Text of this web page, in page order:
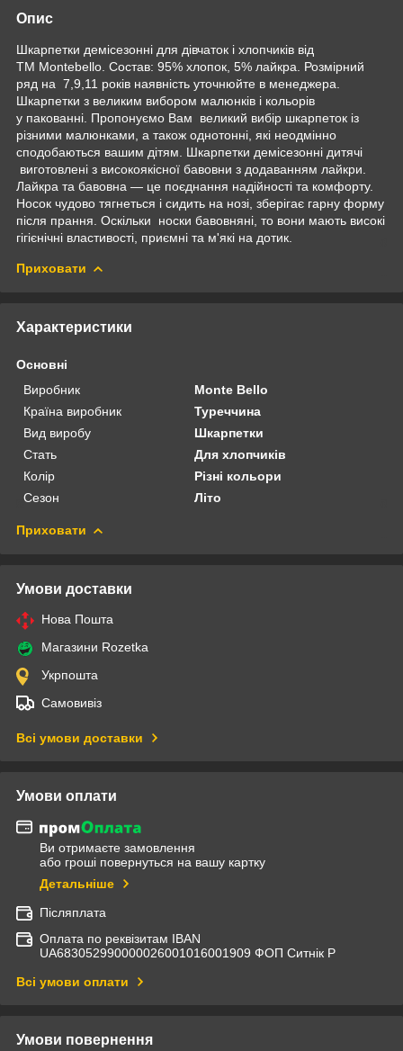
Опис
Шкарпетки демісезонні для дівчаток і хлопчиків від
ТМ Montebello. Состав: 95% хлопок, 5% лайкра. Розмірний
ряд на 7,9,11 років наявність уточнюйте в менеджера.
Шкарпетки з великим вибором малюнків і кольорів
у пакованні. Пропонуємо Вам великий вибір шкарпеток із
різними малюнками, а також однотонні, які неодмінно
сподобаються вашим дітям. Шкарпетки демісезонні дитячі
виготовлені з високоякісної бавовни з додаванням лайкри.
Лайкра та бавовна — це поєднання надійності та комфорту.
Носок чудово тягнеться і сидить на нозі, зберігає гарну форму
після прання. Оскільки носки бавовняні, то вони мають високі
гігієнічні властивості, приємні та м'які на дотик.
Приховати
Характеристики
Основні
Виробник
Monte Bello
Країна виробник
Туреччина
Вид виробу
Шкарпетки
Стать
Для хлопчиків
Колір
Різні кольори
Сезон
Літо
Приховати
Умови доставки
Нова Пошта
Магазини Rozetka
Укрпошта
Самовивіз
Всі умови доставки
Умови оплати
Ви отримаєте замовлення
або гроші повернуться на вашу картку
Детальніше
Післяплата
Оплата по реквізитам IBAN
UА683052990000026001016001909 ФОП Ситнік Р
Всі умови оплати
Умови повернення